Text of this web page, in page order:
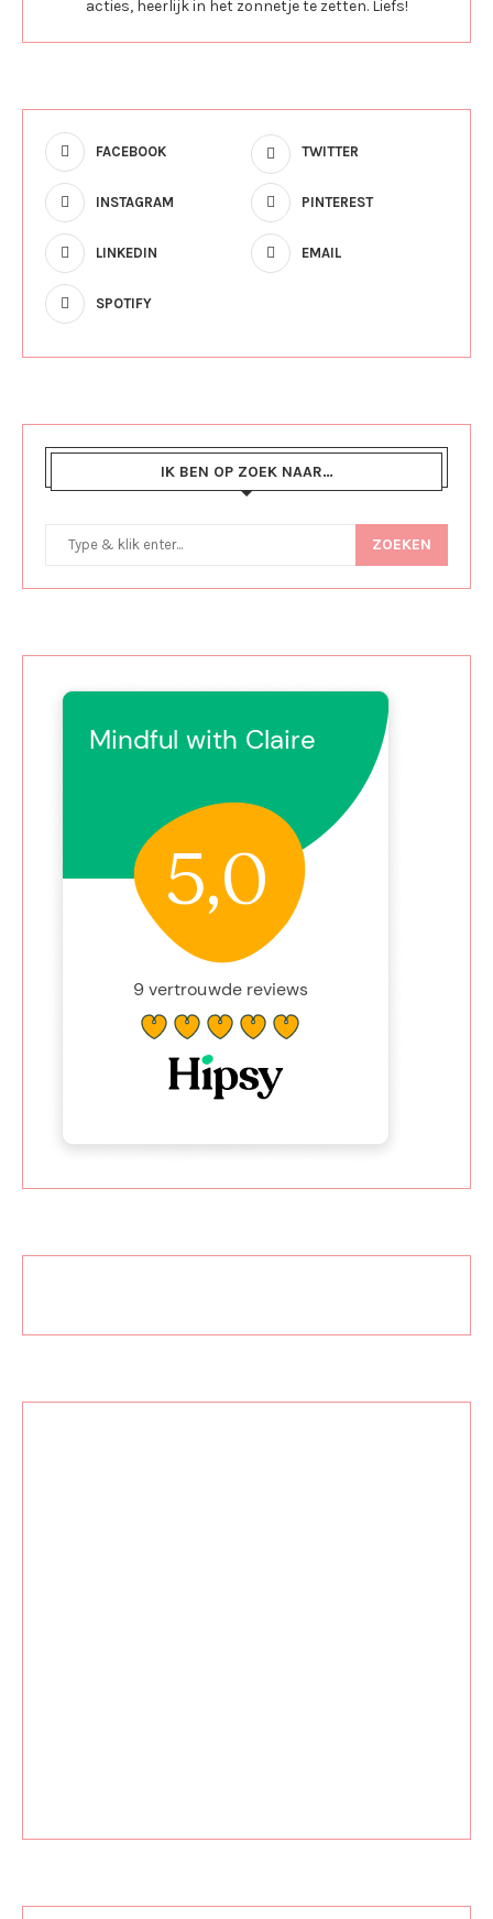
acties, heerlijk in het zonnetje te zetten. Liefs!
FACEBOOK TWITTER
INSTAGRAM PINTEREST
LINKEDIN EMAIL
SPOTIFY
IK BEN OP ZOEK NAAR…
ZOEKEN